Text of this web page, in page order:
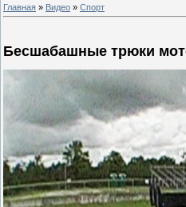
Главная » Видео » Спорт
Бесшабашные трюки